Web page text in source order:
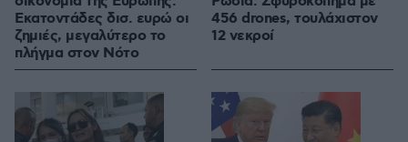
Εκατοντάδες δισ. ευρώ οι
ζημιές, μεγαλύτερο το
πλήγμα στον Νότο
456 drones, τουλάχιστον
12 νεκροί